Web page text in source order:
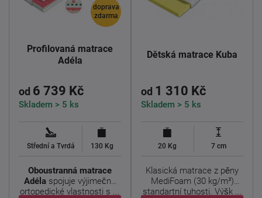
doprava
zdarma
Profilovaná matrace
Adéla
od 6 739 Kč
Skladem > 5 ks
Střední a Tvrdá 130 Kg
Oboustranná matrace
Adéla spojuje výjimečné
ortopedické vlastnosti s ...
Dětská matrace Kuba
od 1 310 Kč
Skladem > 5 ks
20 Kg 7 cm
Klasická matrace z pěny
MediFoam (30 kg/m³)
standartní tuhosti. Výšk ...